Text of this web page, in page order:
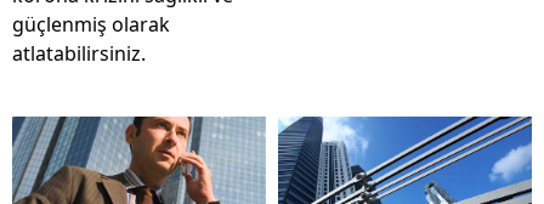
güçlenmiş olarak
atlatabilirsiniz.